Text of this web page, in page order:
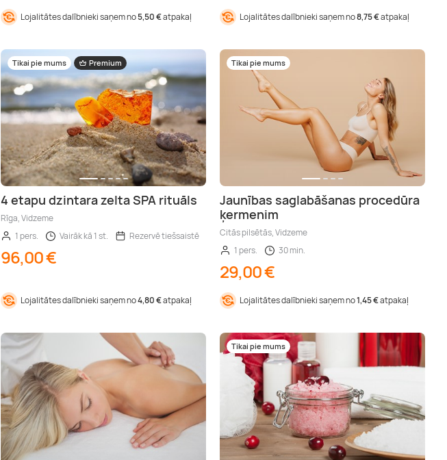
Lojalitātes dalībnieki saņem no5,50 €atpakaļ Lojalitātes dalībnieki saņem no8,75 €atpakaļ
Tikai pie mums Premium
4 etapu dzintara zelta SPA rituāls
Rīga, Vidzeme
1 pers.
Vairāk kā 1 st. Rezervē tiešsaistē
96,00 €
Lojalitātes dalībnieki saņem no4,80 €atpakaļ
Tikai pie mums
Jaunības saglabāšanas procedūra
ķermenim
Citās pilsētās, Vidzeme
1 pers.
30 min.
29,00 €
Lojalitātes dalībnieki saņem no1,45 €atpakaļ
Tikai pie mums